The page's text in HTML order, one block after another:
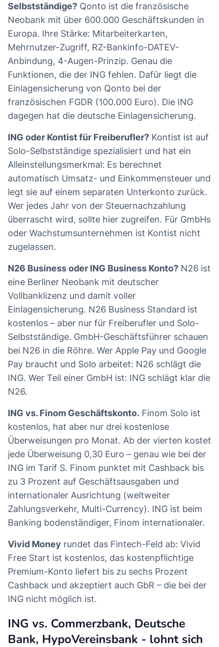
Selbstständige? Qonto ist die französische
Neobank mit über 600.000 Geschäftskunden in
Europa. Ihre Stärke: Mitarbeiterkarten,
Mehrnutzer-Zugriff, RZ-Bankinfo-DATEV-
Anbindung, 4-Augen-Prinzip. Genau die
Funktionen, die der ING fehlen. Dafür liegt die
Einlagensicherung von Qonto bei der
französischen FGDR (100.000 Euro). Die ING
dagegen hat die deutsche Einlagensicherung.
ING oder Kontist für Freiberufler? Kontist ist auf
Solo-Selbstständige spezialisiert und hat ein
Alleinstellungsmerkmal: Es berechnet
automatisch Umsatz- und Einkommensteuer und
legt sie auf einem separaten Unterkonto zurück.
Wer jedes Jahr von der Steuernachzahlung
überrascht wird, sollte hier zugreifen. Für GmbHs
oder Wachstumsunternehmen ist Kontist nicht
zugelassen.
N26 Business oder ING Business Konto? N26 ist
eine Berliner Neobank mit deutscher
Vollbanklizenz und damit voller
Einlagensicherung. N26 Business Standard ist
kostenlos – aber nur für Freiberufler und Solo-
Selbstständige. GmbH-Geschäftsführer schauen
bei N26 in die Röhre. Wer Apple Pay und Google
Pay braucht und Solo arbeitet: N26 schlägt die
ING. Wer Teil einer GmbH ist: ING schlägt klar die
N26.
ING vs. Finom Geschäftskonto. Finom Solo ist
kostenlos, hat aber nur drei kostenlose
Überweisungen pro Monat. Ab der vierten kostet
jede Überweisung 0,30 Euro – genau wie bei der
ING im Tarif S. Finom punktet mit Cashback bis
zu 3 Prozent auf Geschäftsausgaben und
internationaler Ausrichtung (weltweiter
Zahlungsverkehr, Multi-Currency). ING ist beim
Banking bodenständiger, Finom internationaler.
Vivid Money rundet das Fintech-Feld ab: Vivid
Free Start ist kostenlos, das kostenpflichtige
Premium-Konto liefert bis zu sechs Prozent
Cashback und akzeptiert auch GbR – die bei der
ING nicht möglich ist.
ING vs. Commerzbank, Deutsche
Bank, HypoVereinsbank - lohnt sich